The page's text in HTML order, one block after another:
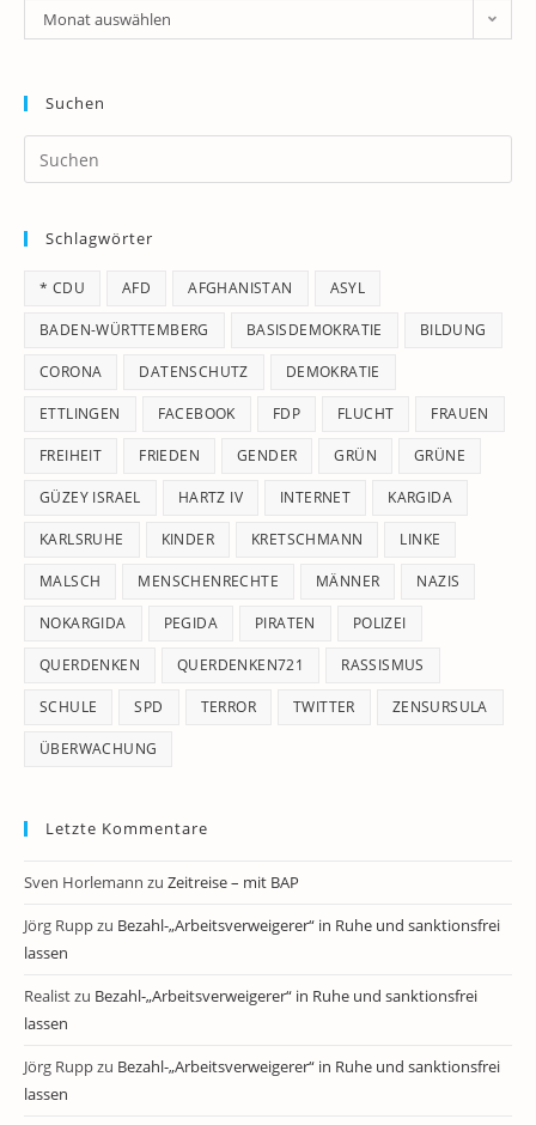
Archiv
Monat auswählen
Suchen
Schlagwörter
* CDU AFD AFGHANISTAN ASYL
BADEN-WÜRTTEMBERG BASISDEMOKRATIE BILDUNG
CORONA DATENSCHUTZ DEMOKRATIE
ETTLINGEN FACEBOOK FDP FLUCHT FRAUEN
FREIHEIT FRIEDEN GENDER GRÜN GRÜNE
GÜZEY ISRAEL HARTZ IV INTERNET KARGIDA
KARLSRUHE KINDER KRETSCHMANN LINKE
MALSCH MENSCHENRECHTE MÄNNER NAZIS
NOKARGIDA PEGIDA PIRATEN POLIZEI
QUERDENKEN QUERDENKEN721 RASSISMUS
SCHULE SPD TERROR TWITTER ZENSURSULA
ÜBERWACHUNG
Letzte Kommentare
Sven Horlemann zu Zeitreise – mit BAP
Jörg Ruppzu Bezahl-„Arbeitsverweigerer“ in Ruhe und sanktionsfrei
lassen
Realistzu Bezahl-„Arbeitsverweigerer“ in Ruhe und sanktionsfrei
lassen
Jörg Ruppzu Bezahl-„Arbeitsverweigerer“ in Ruhe und sanktionsfrei
lassen